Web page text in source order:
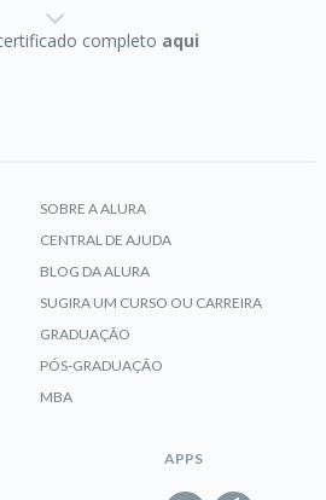
a objetos
completo aqui
SOBRE A ALURA
CENTRAL DE AJUDA
BLOG DA ALURA
SUGIRA UM CURSO OU CARREIRA
GRADUAÇÃO
PÓS-GRADUAÇÃO
MBA
APPS